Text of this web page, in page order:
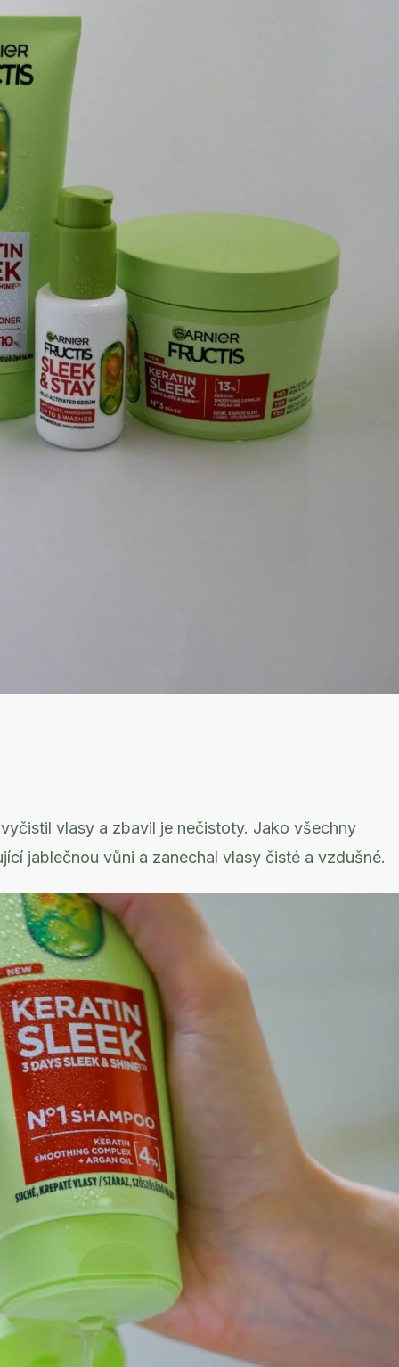
vlasy a zbavil je nečistoty. Jako všechny
jablečnou vůni a zanechal vlasy čisté a vzdušné.